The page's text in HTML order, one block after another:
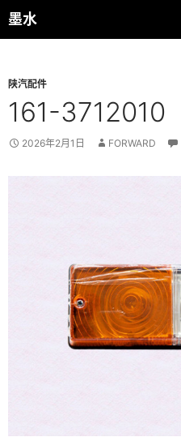
跳
至
墨水
搜
索
陕汽配件
161-3712010
2026年2月1日 FORWARD